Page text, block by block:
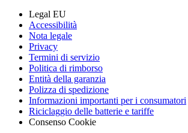
Legal EU
Accessibilità
Nota legale
Privacy
Termini di servizio
Politica di rimborso
Entità della garanzia
Polizza di spedizione
Informazioni importanti per i consumatori
Riciclaggio delle batterie e tariffe
Consenso Cookie